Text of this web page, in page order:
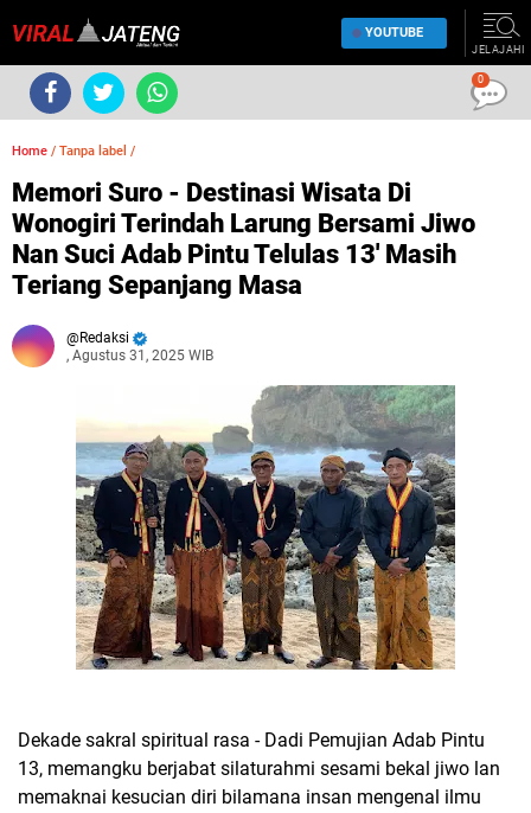
YOUTUBE
JELAJAHI
Home / Tanpa label /
Memori Suro - Destinasi Wisata Di
Wonogiri Terindah Larung Bersami Jiwo
Nan Suci Adab Pintu Telulas 13' Masih
Teriang Sepanjang Masa
Redaksi
, Agustus 31, 2025 WIB
Dekade sakral spiritual rasa - Dadi Pemujian Adab Pintu
13, memangku berjabat silaturahmi sesami bekal jiwo lan
memaknai kesucian diri bilamana insan mengenal ilmu
0